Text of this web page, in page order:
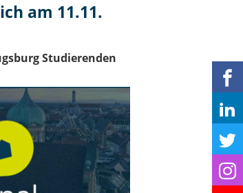
am 11.11.
Studierenden